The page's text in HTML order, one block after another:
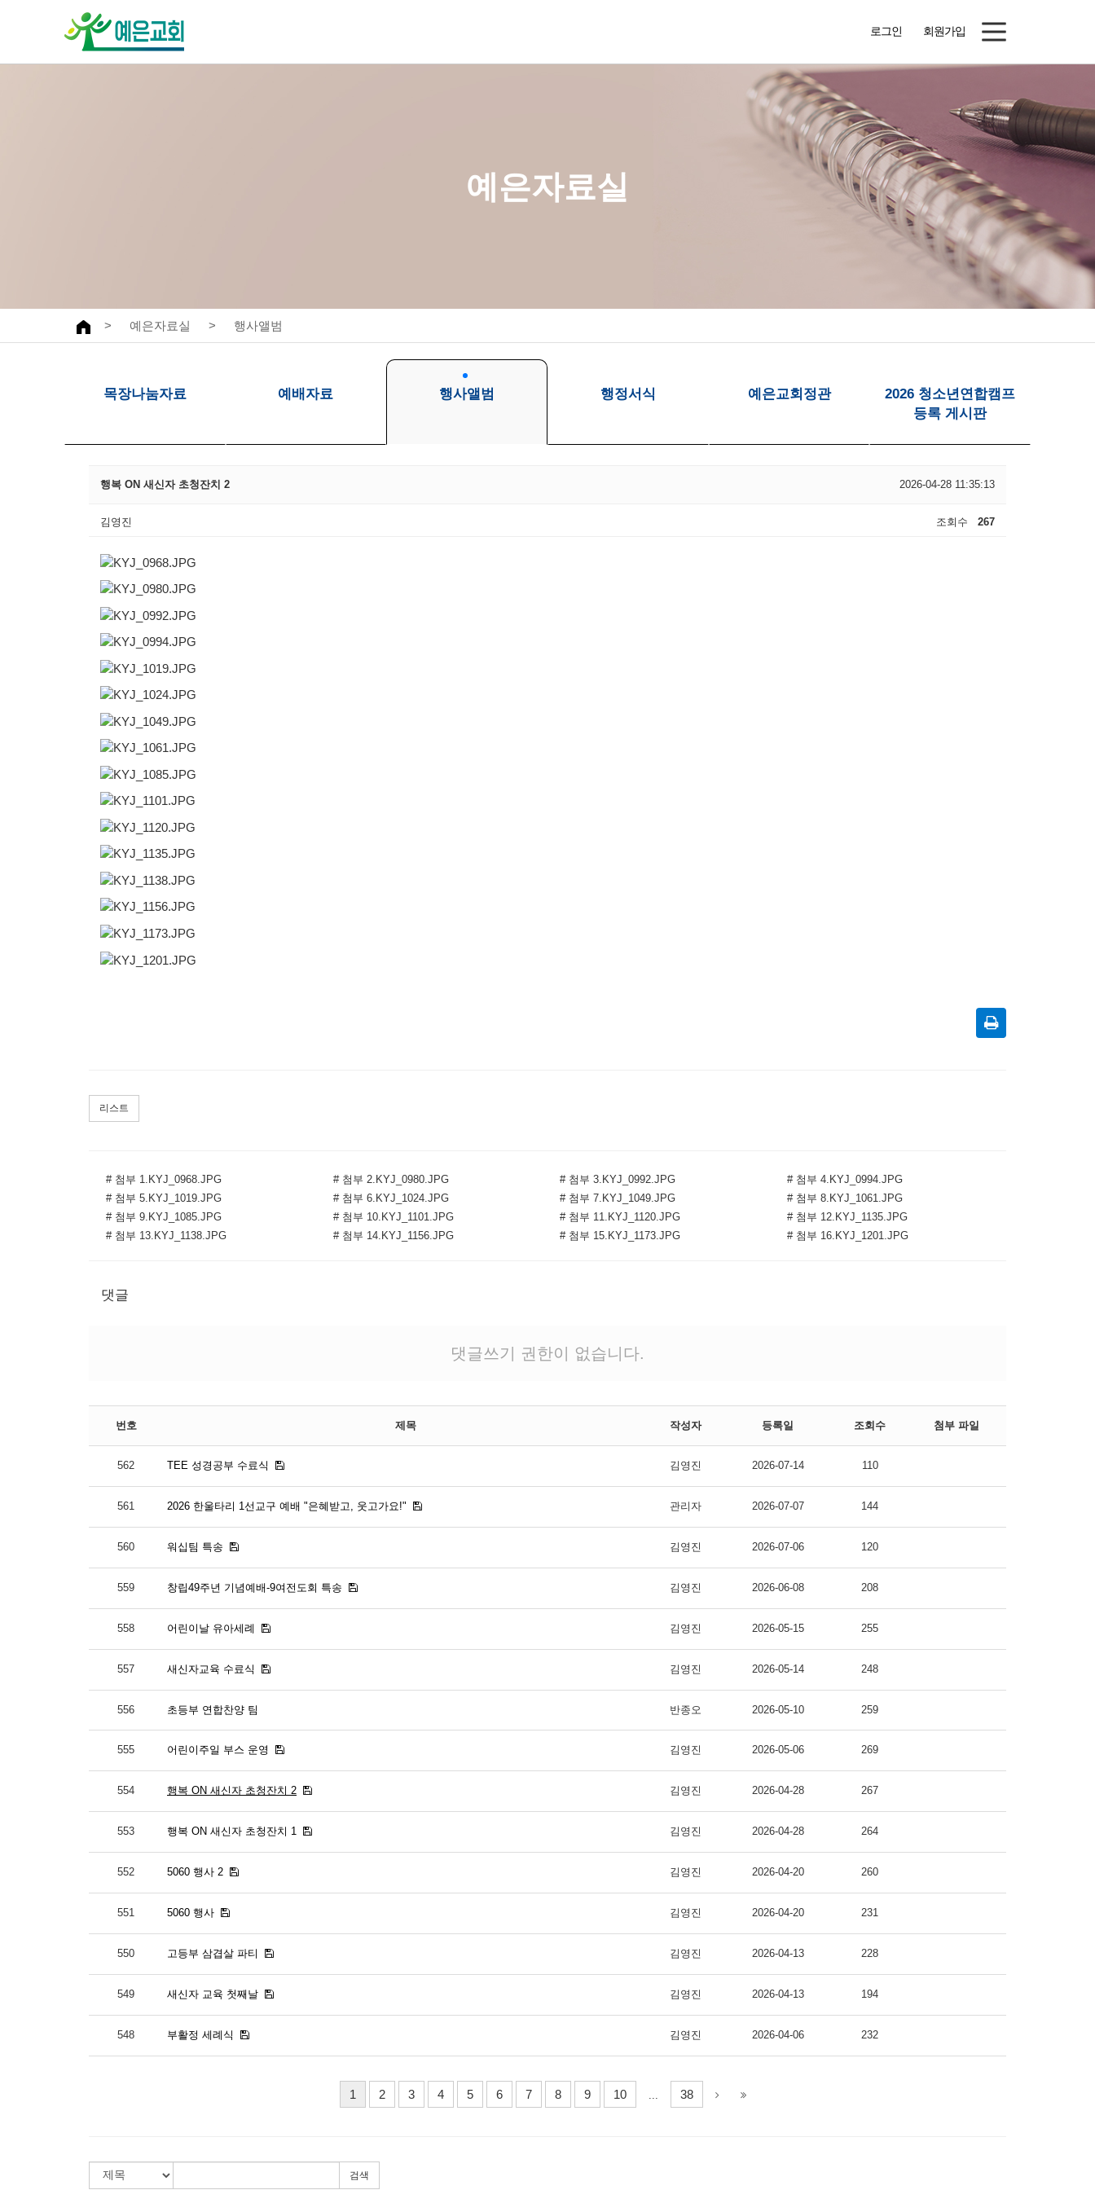
로그인 회원가입
예은패밀리
새가족소개
자유게시판
예은공지
주보
교우동정
예배자료
행정서식
예은교회정관
2026 청소년연합캠프
등록 게시판
예은자료실
> 예은자료실 > 행사앨범
목장나눔자료 예배자료 행사앨범 행정서식 예은교회정관
2026 청소년연합캠프
등록 게시판
행복 ON 새신자 초청잔치 2 2026-04-28 11:35:13
김영진 조회수 267
리스트
# 첨부 1.KYJ_0968.JPG # 첨부 2.KYJ_0980.JPG # 첨부 3.KYJ_0992.JPG
# 첨부 4.KYJ_0994.JPG
# 첨부 5.KYJ_1019.JPG
# 첨부 6.KYJ_1024.JPG # 첨부 7.KYJ_1049.JPG
# 첨부 8.KYJ_1061.JPG
# 첨부 9.KYJ_1085.JPG
# 첨부 10.KYJ_1101.JPG # 첨부 11.KYJ_1120.JPG
# 첨부 12.KYJ_1135.JPG
# 첨부 13.KYJ_1138.JPG
# 첨부 14.KYJ_1156.JPG # 첨부 15.KYJ_1173.JPG # 첨부 16.KYJ_1201.JPG
댓글
댓글쓰기 권한이 없습니다.
번호 제목 작성자 등록일 조회수 첨부 파일
562 TEE 성경공부 수료식 김영진 2026-07-14 110
561 2026 한울타리 1선교구 예배 "은혜받고, 웃고가요!" 관리자 2026-07-07 144
560 워십팀 특송 김영진 2026-07-06 120
559 창립49주년 기념예배-9여전도회 특송 김영진 2026-06-08 208
558 어린이날 유아세례 김영진 2026-05-15 255
557 새신자교육 수료식 김영진 2026-05-14 248
556 초등부 연합찬양 팀 반종오 2026-05-10 259
555 어린이주일 부스 운영 김영진 2026-05-06 269
554 행복 ON 새신자 초청잔치 2 김영진 2026-04-28 267
553 행복 ON 새신자 초청잔치 1 김영진 2026-04-28 264
552 5060 행사 2 김영진 2026-04-20 260
551 5060 행사 김영진 2026-04-20 231
550 고등부 삼겹살 파티 김영진 2026-04-13 228
549 새신자 교육 첫째날 김영진 2026-04-13 194
548 부활정 세례식 김영진 2026-04-06 232
1 2 3 4 5 6 7 8 9 10 38
검색